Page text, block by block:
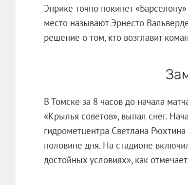
Энрике точно покинет
место называют Эрнесто
решение о том, кто возглавит
В Томске за 8 часов до начала
«Крылья советов», выпал снег.
гидрометцентра Светлана
половине дня. На стадионе
достойных условиях», как